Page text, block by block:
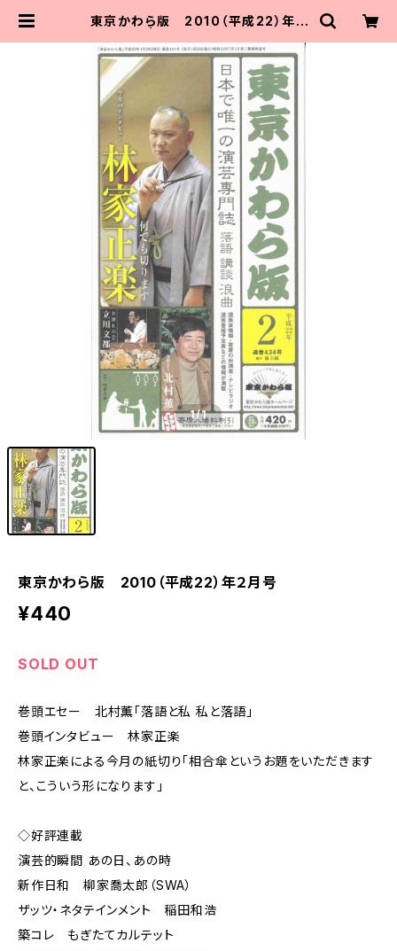
東京かわら版 2010（平成22）年２
1/1
東京かわら版 2010（平成22）年２月号
¥440
SOLD OUT
巻頭エセー 北村薫「落語と私 私と落語」
巻頭インタビュー 林家正楽
林家正楽による今月の紙切り「相合傘というお題をいただきます
と、こういう形になります」
◇好評連載
演芸的瞬間 あの日、あの時
新作日和 柳家喬太郎（SWA）
ザッツ・ネタテインメント 稲田和浩
築コレ もぎたてカルテット